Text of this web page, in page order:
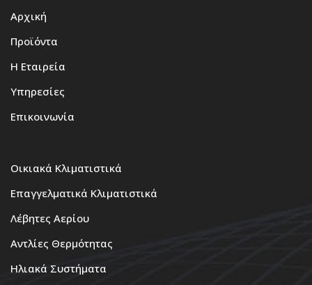
Αρχική
Προϊόντα
Η Εταιρεία
Υπηρεσίες
Επικοινωνία
Οικιακά Κλιματιστικά
Επαγγελματικά Κλιματιστικά
Λέβητες Αερίου
Αντλίες Θερμότητας
Ηλιακά Συστήματα